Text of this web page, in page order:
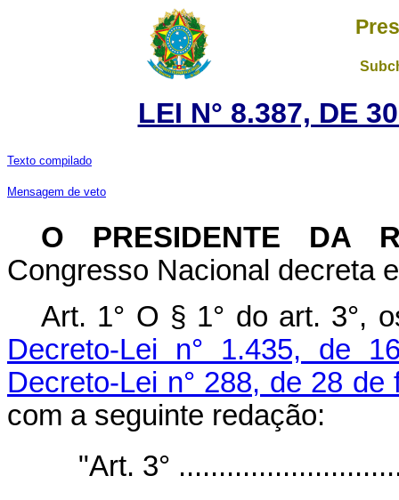
LEI N° 8.387, DE
Texto compilado
Mensagem de veto
O PRESIDENTE DA
Congresso Nacional decreta
Art. 1° O § 1° do art. 3°,
Decreto-Lei n° 1.435, de
Decreto-Lei n° 288, de 28 de
com a seguinte redação:
"Art. 3°